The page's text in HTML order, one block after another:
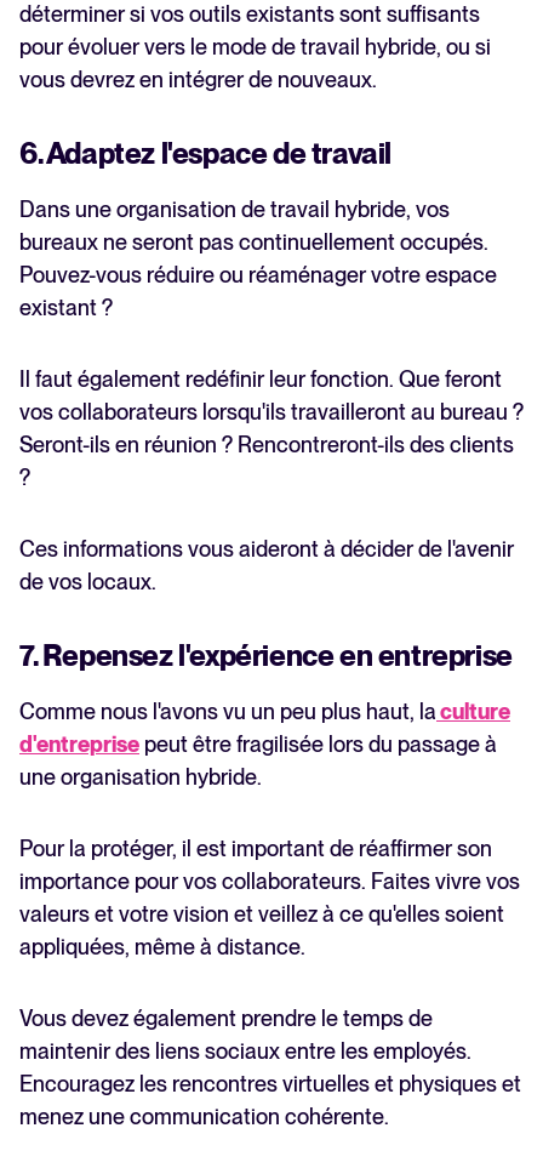
déterminer si vos outils existants sont suffisants
pour évoluer vers le mode de travail hybride, ou si
vous devrez en intégrer de nouveaux.
6. Adaptez l'espace de travail
Dans une organisation de travail hybride, vos
bureaux ne seront pas continuellement occupés.
Pouvez-vous réduire ou réaménager votre espace
existant ?
Il faut également redéfinir leur fonction. Que feront
vos collaborateurs lorsqu'ils travailleront au bureau ?
Seront-ils en réunion ? Rencontreront-ils des clients
?
Ces informations vous aideront à décider de l'avenir
de vos locaux.
7. Repensez l'expérience en entreprise
Comme nous l'avons vu un peu plus haut, laculture
d'entreprise peut être fragilisée lors du passage à
une organisation hybride.
Pour la protéger, il est important de réaffirmer son
importance pour vos collaborateurs. Faites vivre vos
valeurs et votre vision et veillez à ce qu'elles soient
appliquées, même à distance.
Vous devez également prendre le temps de
maintenir des liens sociaux entre les employés.
Encouragez les rencontres virtuelles et physiques et
menez une communication cohérente.